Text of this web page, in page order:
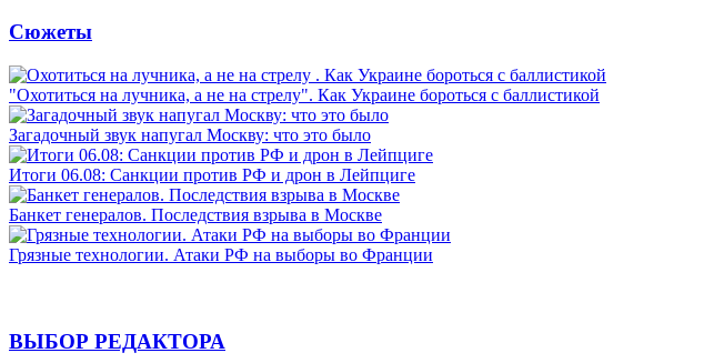
Сюжеты
"Охотиться на лучника, а не на стрелу". Как Украине бороться с баллистикой
Загадочный звук напугал Москву: что это было
Итоги 06.08: Санкции против РФ и дрон в Лейпциге
Банкет генералов. Последствия взрыва в Москве
Грязные технологии. Атаки РФ на выборы во Франции
ВЫБОР РЕДАКТОРА